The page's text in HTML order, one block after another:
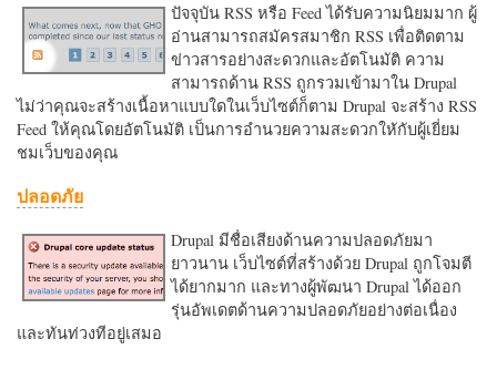
ปัจจุบัน RSS หรือ Feed ได้รับความนิยมมาก ผู้
อ่านสามารถสมัครสมาชิก RSS เพื่อติดตาม
ข่าวสารอย่างสะดวกและอัตโนมัติ ความ
สามารถด้าน RSS ถูกรวมเข้ามาใน Drupal
ไม่ว่าคุณจะสร้างเนื้อหาแบบใดในเว็บไซต์ก็ตาม Drupal จะสร้าง RSS
Feed ให้คุณโดยอัตโนมัติ เป็นการอำนวยความสะดวกใหักับผู้เยี่ยม
ชมเว็บของคุณ
ปลอดภัย
Drupal มีชื่อเสียงด้านความปลอดภัยมา
ยาวนาน เว็บไซต์ที่สร้างด้วย Drupal ถูกโจมตี
ได้ยากมาก และทางผู้พัฒนา Drupal ได้ออก
รุ่นอัพเดตด้านความปลอดภัยอย่างต่อเนื่อง
และทันท่วงทีอยู่เสมอ